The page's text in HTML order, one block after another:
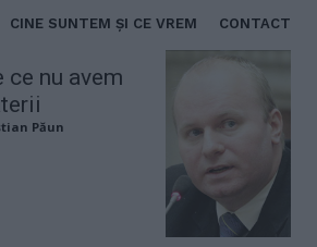
CINE SUNTEM ȘI CE VREM CONTACT
ce nu avem
Păun